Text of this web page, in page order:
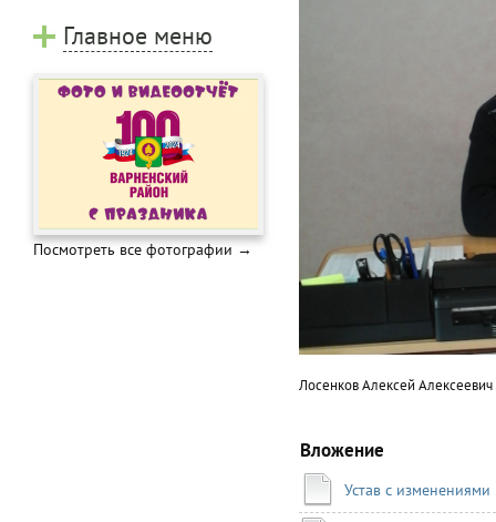
Лосенков Алексей Алексеевич
Вложение
Устав с
Главное меню
Посмотреть все фотографии →